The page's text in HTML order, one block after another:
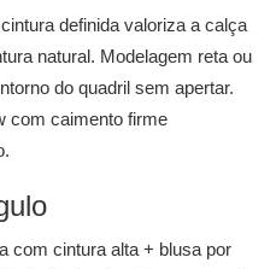
definida valoriza a calça
natural. Modelagem reta ou
do quadril sem apertar.
com caimento firme
com cintura alta + blusa por